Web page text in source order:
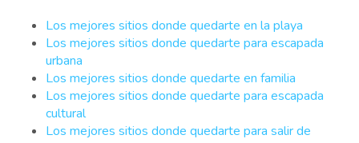
Los mejores sitios donde quedarte en la playa
Los mejores sitios donde quedarte para escapada
urbana
Los mejores sitios donde quedarte en familia
Los mejores sitios donde quedarte para escapada
cultural
Los mejores sitios donde quedarte para salir de